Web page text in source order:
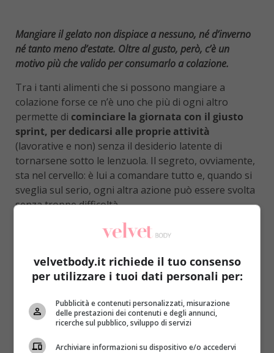
Mangiare il gelato non dispiace a nessuno, né d’inverno
né tanto meno d’estate. Oltre al gusto, però, c’è un
motivo più che valido per consumarlo a colazione.
Tra i tanti alimenti che si possono mangiare a
colazione forse ce n’è uno che più di ogni altro
permette di cominciare la giornata con il giusto
sprint, per dedicarsi alle proprie attività
(lavorative e non) senza il desiderio latente di
tornarsene sotto le lenzuola. Il segreto, ovviamente,
sta nel cervello: è lui a comandare tutto e, quando si
sveglia sul serio, ogni altra azione può essere svolta
senza troppe difficoltà.
Yoshihiko Koga, esperto in
psicofisiologia (ovvero la branca della psicologia che
si occupa dell’interazione tra corpo e mente) e
docente allaKyorin University Hospitaldi Tokyo, ha
studiato proprio a questo proposito una colazione
‘brain boost’, vale a dire una colazione in grado di
dare una vera spinta mentale. In che modo?
mangiare una pallina di gelato appena svegli.
Anche due, qualora se ne avesse voglia!Ciò che è
velvetbody.it richiede il tuo consenso
per utilizzare i tuoi dati personali per:
Pubblicità e contenuti personalizzati, misurazione
delle prestazioni dei contenuti e degli annunci,
ricerche sul pubblico, sviluppo di servizi
Archiviare informazioni su dispositivo e/o accedervi